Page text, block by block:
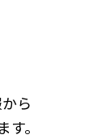
ら
。